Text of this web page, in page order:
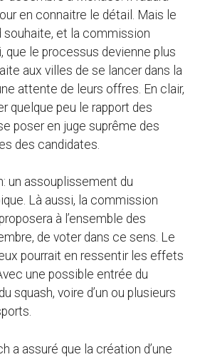
en connaitre le détail. Mais le
souhaite, et la commission
que le processus devienne plus
aux villes de se lancer dans la
attente de leurs offres. En clair,
quelque peu le rapport des
poser en juge suprême des
des candidates.
un assouplissement du
Là aussi, la commission
à l’ensemble des
de voter dans ce sens. Le
pourrait en ressentir les effets
une possible entrée du
squash, voire d’un ou plusieurs
a assuré que la création d’une